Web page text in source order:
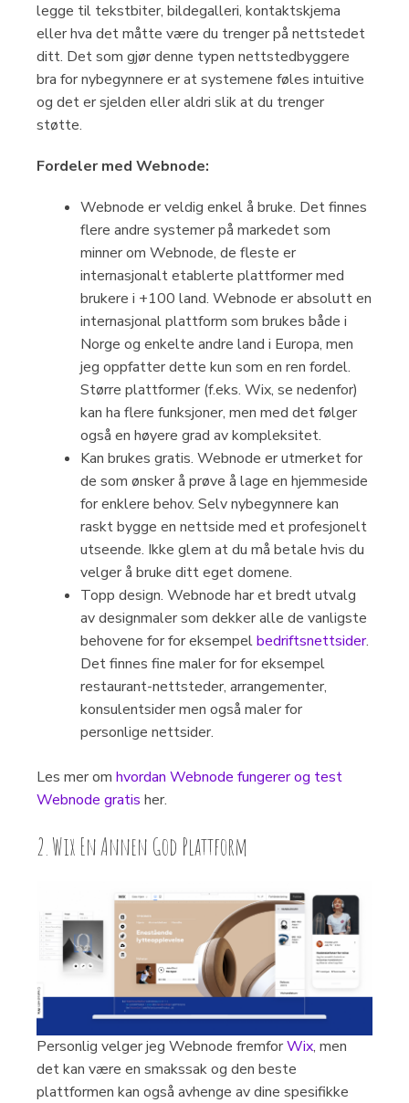
legge til tekstbiter, bildegalleri, kontaktskjema
eller hva det måtte være du trenger på nettstedet
ditt. Det som gjør denne typen nettstedbyggere
bra for nybegynnere er at systemene føles intuitive
og det er sjelden eller aldri slik at du trenger
støtte.
Fordeler med Webnode:
Webnode er veldig enkel å bruke. Det finnes
flere andre systemer på markedet som
minner om Webnode, de fleste er
internasjonalt etablerte plattformer med
brukere i +100 land. Webnode er absolutt en
internasjonal plattform som brukes både i
Norge og enkelte andre land i Europa, men
jeg oppfatter dette kun som en ren fordel.
Større plattformer (f.eks. Wix, se nedenfor)
kan ha flere funksjoner, men med det følger
også en høyere grad av kompleksitet.
Kan brukes gratis. Webnode er utmerket for
de som ønsker å prøve å lage en hjemmeside
for enklere behov. Selv nybegynnere kan
raskt bygge en nettside med et profesjonelt
utseende. Ikke glem at du må betale hvis du
velger å bruke ditt eget domene.
Topp design. Webnode har et bredt utvalg
av designmaler som dekker alle de vanligste
behovene for for eksempelbedriftsnettsider.
Det finnes fine maler for for eksempel
restaurant-nettsteder, arrangementer,
konsulentsider men også maler for
personlige nettsider.
Les mer om hvordan Webnode fungerer og test
Webnode gratis her.
2. Wix En Annen God Plattform
Personlig velger jeg Webnode fremforWix, men
det kan være en smakssak og den beste
plattformen kan også avhenge av dine spesifikke